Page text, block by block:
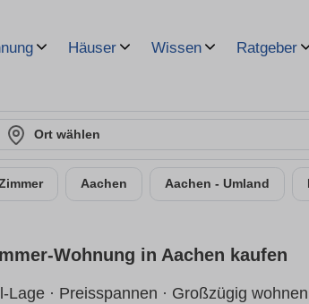
Häuser Wissen Ratgeber
Ort wählen
Aachen Aachen - Umland
Wohnung in Aachen kaufen
Lage · Preisspannen · Großzügig wohnen